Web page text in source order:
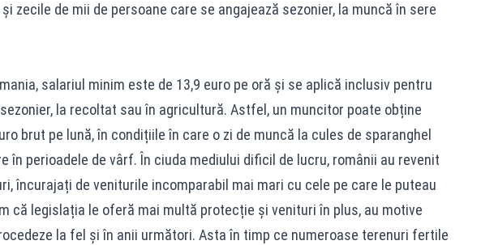
zecile de mii de persoane care se angajează sezonier, la muncă în sere
salariul minim este de 13,9 euro pe oră și se aplică inclusiv pentru
la recoltat sau în agricultură. Astfel, un muncitor poate obține
brut pe lună, în condițiile în care o zi de muncă la cules de sparanghel
în perioadele de vârf. În ciuda mediului dificil de lucru, românii au revenit
încurajați de veniturile incomparabil mai mari cu cele pe care le puteau
că legislația le oferă mai multă protecție și venituri în plus, au motive
la fel și în anii următori. Asta în timp ce numeroase terenuri fertile